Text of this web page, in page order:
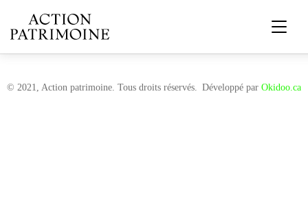
© 2021, Action patrimoine. Tous droits réservés. Développé par Okidoo.ca